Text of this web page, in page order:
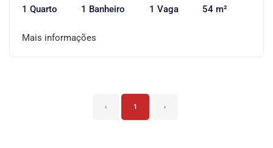
1 Quarto 1 Banheiro 1 Vaga 54 m²
Mais informações
‹ 1 ›